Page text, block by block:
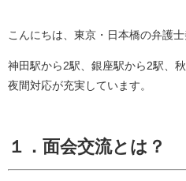
こんにちは、東京・日本橋の弁護士
神田駅から2駅、銀座駅から2駅、
夜間対応が充実しています。
１．面会交流とは？